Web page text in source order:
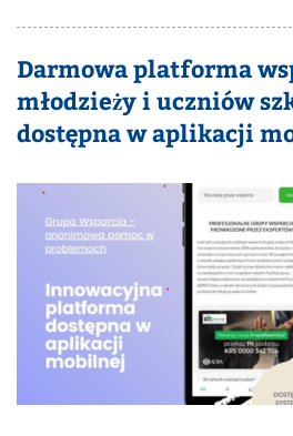
Darmowa platforma
młodzieży i uczniów
dostępna w aplikacji